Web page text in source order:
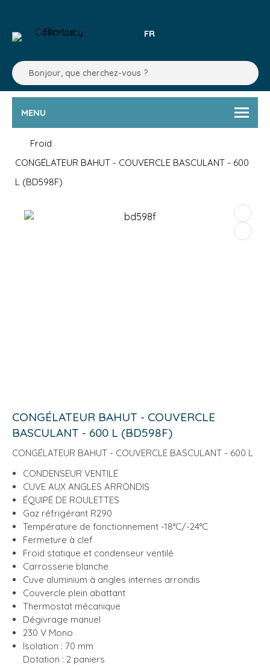
FR
MENU
Froid
CONGÉLATEUR BAHUT - COUVERCLE BASCULANT - 600
L (BD598F)
CONGÉLATEUR BAHUT - COUVERCLE
BASCULANT - 600 L (BD598F)
CONGÉLATEUR BAHUT - COUVERCLE BASCULANT - 600 L
CONDENSEUR VENTILÉ
CUVE AUX ANGLES ARRONDIS
ÉQUIPÉ DE ROULETTES
Gaz réfrigérant R290
Température de fonctionnement -18°C/-24°C
Fermeture à clef
Froid statique et condenseur ventilé
Carrosserie blanche
Cuve aluminium à angles internes arrondis
Couvercle plein abattant
Thermostat mécanique
Dégivrage manuel
230 V Mono
Isolation : 70 mm
Dotation : 2 paniers